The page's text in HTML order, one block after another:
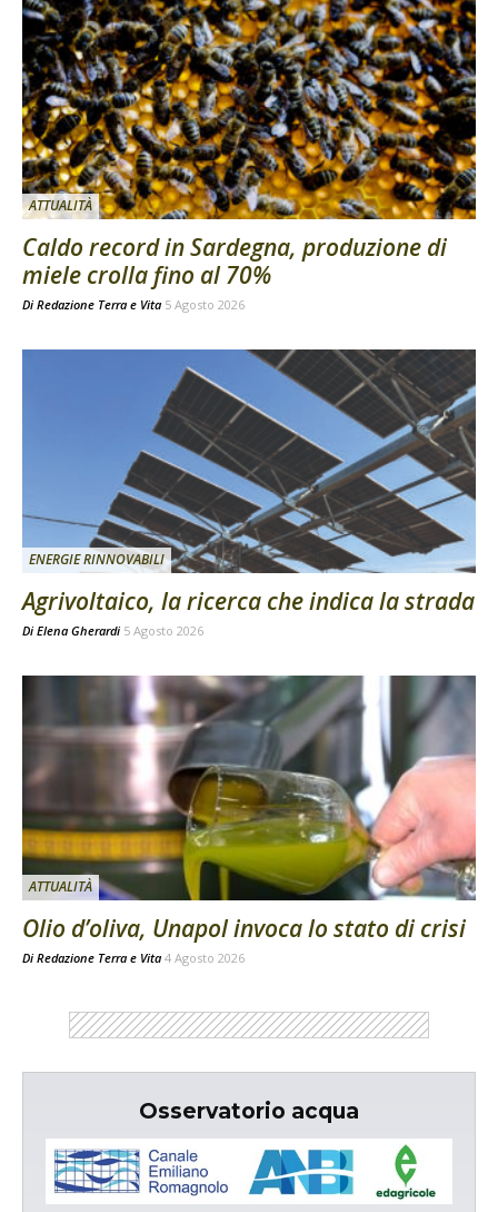
ATTUALITÀ
Caldo record in Sardegna, produzione di
miele crolla fino al 70%
Di Redazione Terra e Vita 5 Agosto 2026
ENERGIE RINNOVABILI
Agrivoltaico, la ricerca che indica la strada
Di Elena Gherardi 5 Agosto 2026
ATTUALITÀ
Olio d’oliva, Unapol invoca lo stato di crisi
Di Redazione Terra e Vita 4 Agosto 2026
Osservatorio acqua